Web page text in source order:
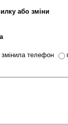
або зміни
змінила телефон